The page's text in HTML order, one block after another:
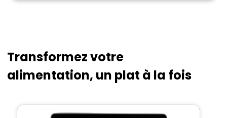
Transformez votre
alimentation, un plat à la fois